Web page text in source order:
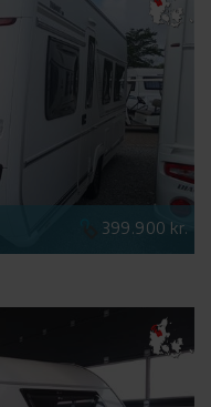
399.900 kr.